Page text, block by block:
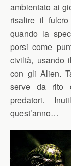
ambientato ai
risalire il
quando la
porsi come
civiltà, usando
con gli Alien.
serve da rito
predatori.
quest’anno…